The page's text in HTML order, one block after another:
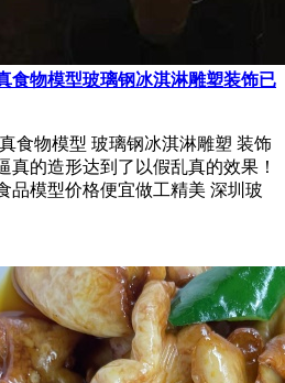
食物模型玻璃钢冰淇淋雕塑装饰已
食物模型 玻璃钢冰淇淋雕塑 装饰
真的造形达到了以假乱真的效果！
品模型价格便宜做工精美 深圳玻